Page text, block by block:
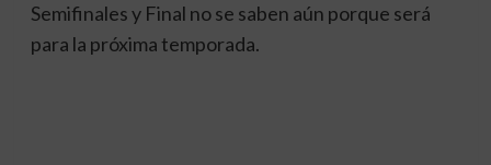
Semifinales y Final no se saben aún porque será
para la próxima temporada.